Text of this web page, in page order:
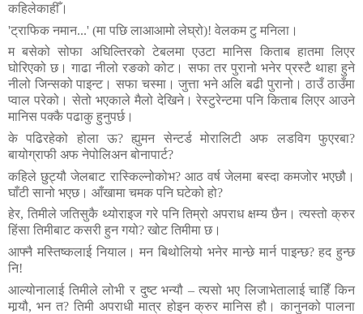
कहिलेकाहीँ।
'ट्राफिक नमान...' (मा पछि लाआआमो लेघ्रो)! वेलकम टु मनिला।
म बसेको सोफा अघिल्तिरको टेबलमा एउटा मानिस किताब हातमा लिएर
घोरिएको छ। गाढा नीलो रङको कोट। सफा तर पुरानो भनेर प्रस्टै थाहा हुने
नीलो जिन्सको पाइन्ट। सफा चस्मा। जुत्ता भने अलि बढी पुरानो। ठाउँ ठाउँमा
प्वाल परेको। सेतो भएकाले मैलो देखिने। रेस्टुरेन्टमा पनि किताब लिएर आउने
मानिस पक्कै पढाकु हुनुपर्छ।
के
पढिरहेको होला ऊ?ह्युमन सेन्टर्ड मोरालिटी अफ लडविग फुएरबा?
बायोग्राफी अफ नेपोलिअन बोनापार्ट?
कहिले छुट्यौ जेलबाट रास्किल्नोकोभ? आठ वर्ष जेलमा बस्दा कमजोर भएछौ।
घाँटी सानो भएछ। आँखामा चमक पनि घटेको हो?
हेर, तिमीले जतिसुकै थ्योराइज गरे पनि तिम्रो अपराध क्षम्य छैन। त्यस्तो क्रुर
हिंसा तिमीबाट कसरी हुन गयो? खोट तिमीमा छ।
आफ्नै मस्तिष्कलाई नियाल। मन बिथोलियो भनेर मान्छे मार्न पाइन्छ?हद हुन्छ
नि!
आल्योनालाई तिमीले लोभी र दुष्ट भन्यौ –त्यसो भए लिजाभेतालाई चाहिँ किन
मार्‍यौ,भन त?तिमी अपराधी मात्र होइन क्रुर मानिस हौ। कानुनको पालना